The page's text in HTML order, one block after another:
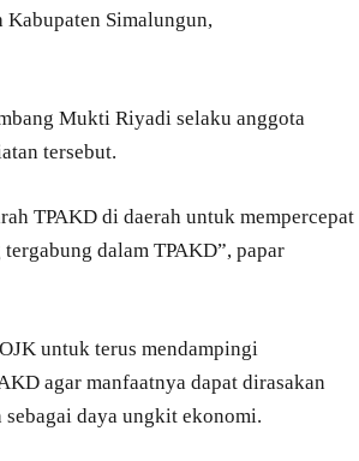
Kabupaten Simalungun,
Mukti Riyadi selaku anggota
tersebut.
TPAKD di daerah untuk mempercepat
dalam TPAKD”, papar
untuk terus mendampingi
agar manfaatnya dapat dirasakan
daya ungkit ekonomi.